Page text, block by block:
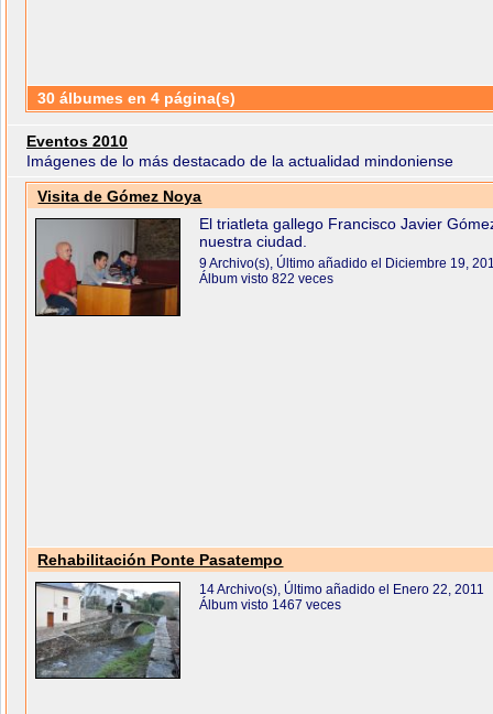
30 álbumes en 4 página(s)
Eventos 2010
Imágenes de lo más destacado de la actualidad mindoniense
Visita de Gómez Noya
El triatleta gallego Francisco Javier
nuestra ciudad.
9 Archivo(s), Último añadido el Diciembre 19,
Álbum visto 822 veces
Rehabilitación Ponte Pasatempo
14 Archivo(s), Último añadido el Enero 22, 2011
Álbum visto 1467 veces